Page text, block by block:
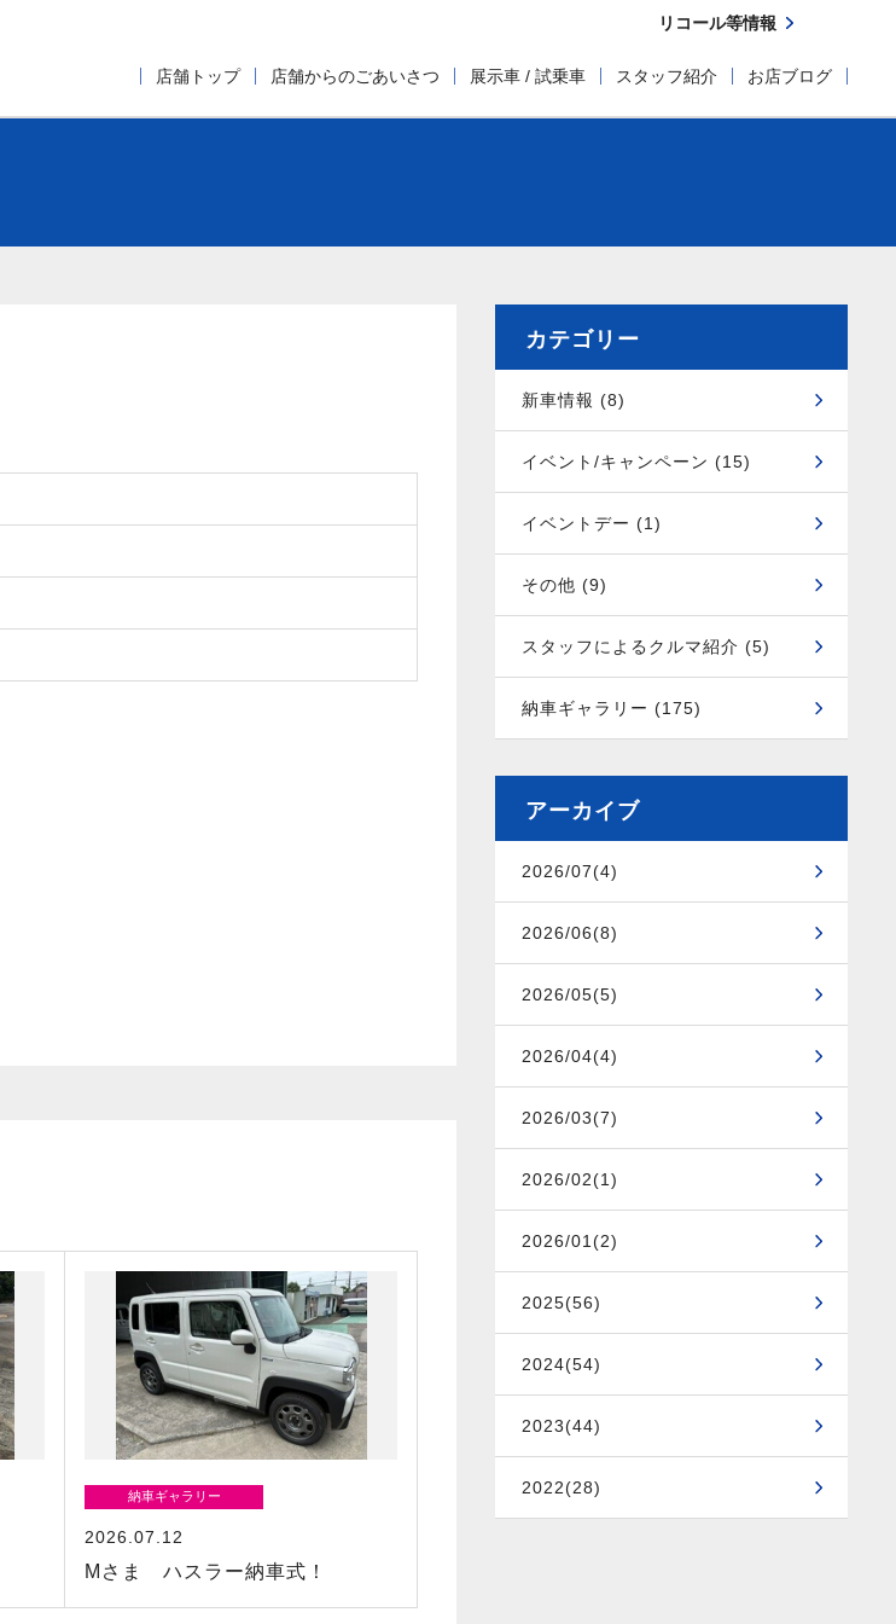
店舗トップ 店舗からのごあいさつ 展示車 / 試乗車 スタッフ紹介 お店ブログ
リコール等情報
納車ギャラリー
2026.07.12
Mさま ハスラー納車式！
カテゴリー
新車情報 (8)
イベント/キャンペーン (15)
イベントデー (1)
その他 (9)
スタッフによるクルマ紹介 (5)
納車ギャラリー (175)
アーカイブ
2026/07(4)
2026/06(8)
2026/05(5)
2026/04(4)
2026/03(7)
2026/02(1)
2026/01(2)
2025(56)
2024(54)
2023(44)
2022(28)